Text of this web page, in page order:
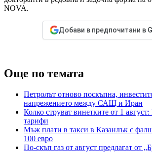
NOVA.
Добави в предпочитани в
Още по темата
Петролът отново поскъпна,
напрежението между САЩ и Иран
Колко струват винетките от 1
тарифи
Мъж плати в такси в Казанлък с
100 евро
По-скъп газ от август предлагат от